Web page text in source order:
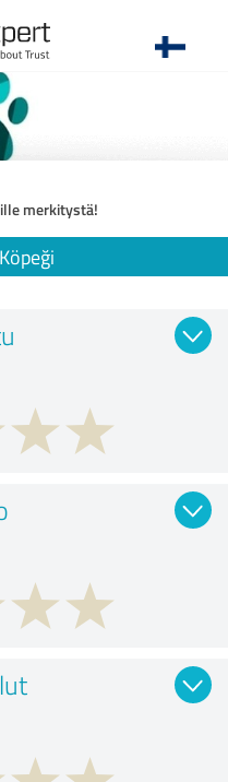
merkitystä!